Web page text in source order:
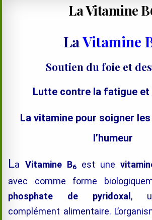
La Vitamine
LaVitamine
Soutien du foie et
Lutte contre la fatigue
La vitamine pour soigner
l’humeur
La Vitamine B6est une
avec comme forme
phosphate de pyridoxal,
complément alimentaire.